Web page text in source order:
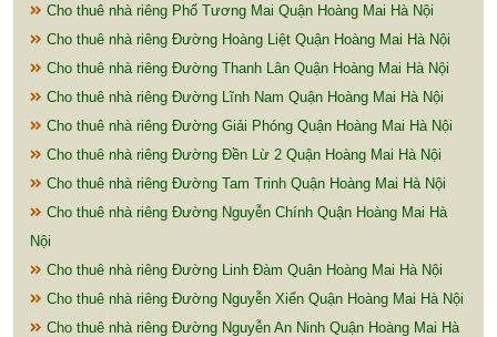
Cho thuê nhà riêng Phố Tương Mai Quận Hoàng Mai Hà Nội
Cho thuê nhà riêng Đường Hoàng Liệt Quận Hoàng Mai Hà Nội
Cho thuê nhà riêng Đường Thanh Lân Quận Hoàng Mai Hà Nội
Cho thuê nhà riêng Đường Lĩnh Nam Quận Hoàng Mai Hà Nội
Cho thuê nhà riêng Đường Giải Phóng Quận Hoàng Mai Hà Nội
Cho thuê nhà riêng Đường Đền Lừ 2 Quận Hoàng Mai Hà Nội
Cho thuê nhà riêng Đường Tam Trinh Quận Hoàng Mai Hà Nội
Cho thuê nhà riêng Đường Nguyễn Chính Quận Hoàng Mai Hà
Nội
Cho thuê nhà riêng Đường Linh Đàm Quận Hoàng Mai Hà Nội
Cho thuê nhà riêng Đường Nguyễn Xiển Quận Hoàng Mai Hà Nội
Cho thuê nhà riêng Đường Nguyễn An Ninh Quận Hoàng Mai Hà